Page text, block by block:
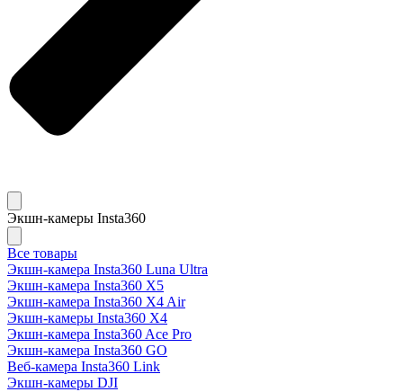
Экшн-камеры Insta360
Все товары
Экшн-камера Insta360 Luna Ultra
Экшн-камера Insta360 X5
Экшн-камера Insta360 X4 Air
Экшн-камеры Insta360 X4
Экшн-камера Insta360 Ace Pro
Экшн-камера Insta360 GO
Веб-камера Insta360 Link
Экшн-камеры DJI